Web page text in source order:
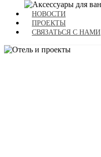
НОВОСТИ
ПРОЕКТЫ
СВЯЗАТЬСЯ С НАМИ